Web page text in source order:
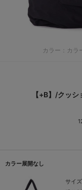
カラー：カラ
【+B】/クッ
カラー展開なし
サイ